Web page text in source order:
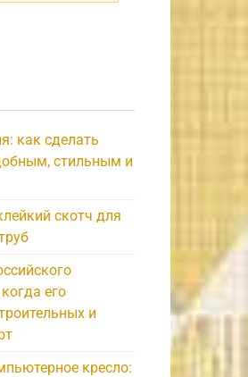
как сделать
стильным и
скотч для
его
и
кресло: